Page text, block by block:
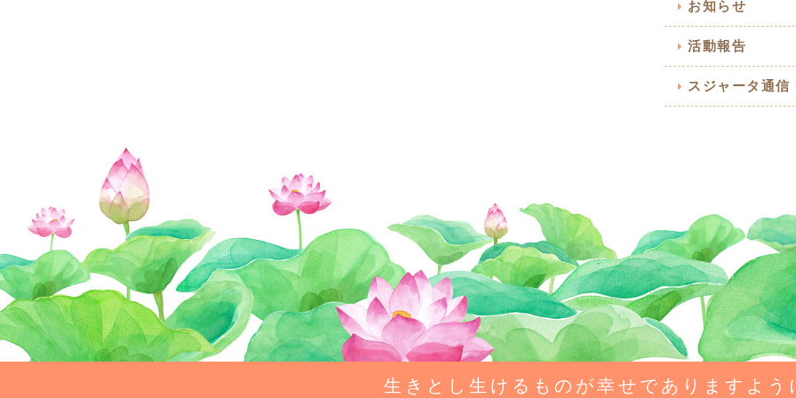
お知らせ
活動報告
スジャータ通信
生きとし生けるものが幸せでありますよう